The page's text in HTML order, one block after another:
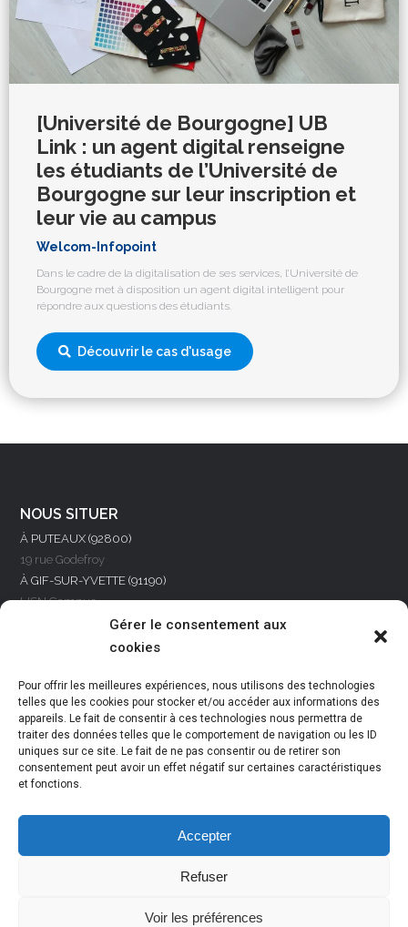
Gérer le consentement aux
cookies
Pour offrir les meilleures expériences, nous utilisons des technologies
telles que les cookies pour stocker et/ou accéder aux informations des
appareils. Le fait de consentir à ces technologies nous permettra de
traiter des données telles que le comportement de navigation ou les ID
uniques sur ce site. Le fait de ne pas consentir ou de retirer son
consentement peut avoir un effet négatif sur certaines caractéristiques
et fonctions.
Accepter
Refuser
Voir les préférences
[Université de Bourgogne] UB
Link : un agent digital renseigne
les étudiants de l’Université de
Bourgogne sur leur inscription et
leur vie au campus
Welcom-Infopoint
Dans le cadre de la digitalisation de ses services, l’Université de
Bourgogne met à disposition un agent digital intelligent pour
répondre aux questions des étudiants.
Découvrir le cas d'usage
NOUS SITUER
À PUTEAUX (92800)
19 rue Godefroy
À GIF-SUR-YVETTE (91190)
LISN Campus
À VARENNES-VAUZELLES (58640)
24 rue Jean Mermoz
8 rue des Docks Rémois
NOUS CONTACTER
Par téléphone
+33 (0)1 47 75 84 50